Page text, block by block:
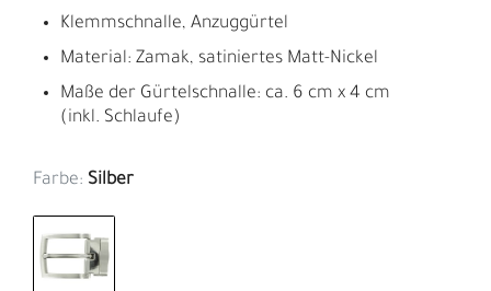
Klemmschnalle, Anzuggürtel
Material: Zamak, satiniertes Matt-Nickel
Maße der Gürtelschnalle: ca. 6 cm x 4 cm
(inkl. Schlaufe)
Farbe: Silber